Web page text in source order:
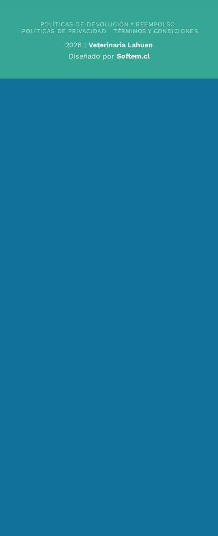
POLÍTICAS DE DEVOLUCIÓN Y REEMBOLSO
POLÍTICAS DE PRIVACIDAD
TÉRMINOS Y CONDICIONES
2026 | Veterinaria Lahuen
Diseñado por Softem.cl